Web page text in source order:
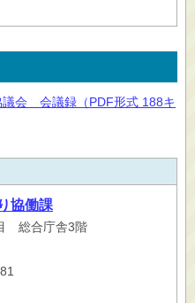
議会 会議録（PDF形式 188キ
協働課
総合庁舎3階